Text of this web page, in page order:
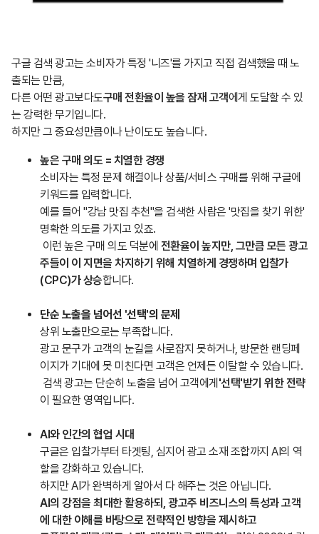
구글 검색 광고는 소비자가 특정 '니즈'를 가지고 직접 검색했을 때 노
출되는 만큼,
다른 어떤 광고보다도구매 전환율이 높을 잠재 고객에게 도달할 수 있
는 강력한 무기입니다.
하지만 그 중요성만큼이나 난이도도 높습니다.
높은 구매 의도 = 치열한 경쟁
소비자는 특정 문제 해결이나 상품/서비스 구매를 위해 구글에
키워드를 입력합니다.
예를 들어 "강남 맛집 추천"을 검색한 사람은 '맛집을 찾기 위한'
명확한 의도를 가지고 있죠.
이런 높은 구매 의도 덕분에 전환율이 높지만, 그만큼 모든 광고
주들이 이 지면을 차지하기 위해 치열하게 경쟁하며 입찰가
(CPC)가 상승합니다.
단순 노출을 넘어선 '선택'의 문제
상위 노출만으로는 부족합니다.
광고 문구가 고객의 눈길을 사로잡지 못하거나, 방문한 랜딩페
이지가 기대에 못 미친다면 고객은 언제든 이탈할 수 있습니다.
검색 광고는 단순히 노출을 넘어 고객에게 '선택'받기 위한 전략
이 필요한 영역입니다.
AI와 인간의 협업 시대
구글은 입찰가부터 타겟팅, 심지어 광고 소재 조합까지 AI의 역
할을 강화하고 있습니다.
하지만 AI가 완벽하게 알아서 다 해주는 것은 아닙니다.
AI의 강점을 최대한 활용하되, 광고주 비즈니스의 특성과 고객
에 대한 이해를 바탕으로 전략적인 방향을 제시하고